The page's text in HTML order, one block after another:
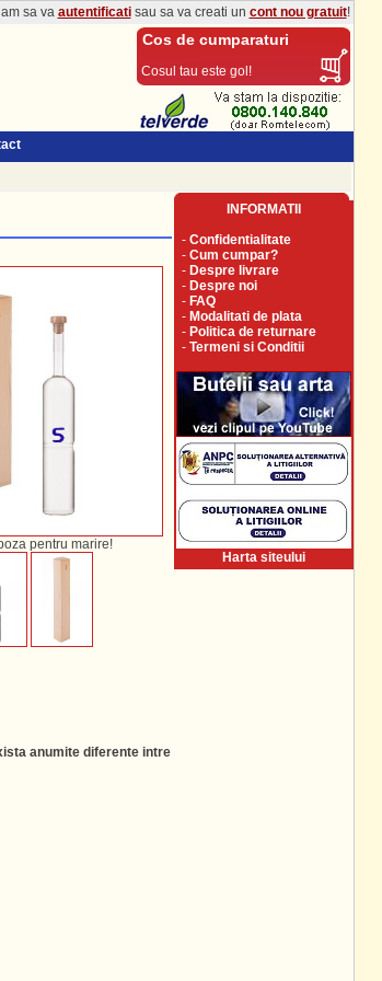
sa va autentificatisau sa va creati un cont nou gratuit!
Cos de cumparaturi
Cosul tau este gol!
pentru marire!
anumite diferente intre
INFORMATII
- Confidentialitate
- Cum cumpar?
- Despre livrare
- Despre noi
- FAQ
- Modalitati de plata
- Politica de returnare
- Termeni si Conditii
Harta siteului